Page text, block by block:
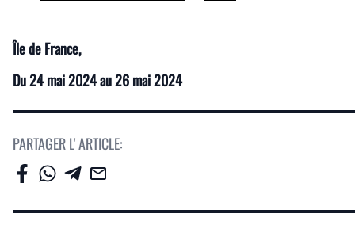
Île de France,
Du24 mai 2024au26 mai 2024
PARTAGER L' ARTICLE: